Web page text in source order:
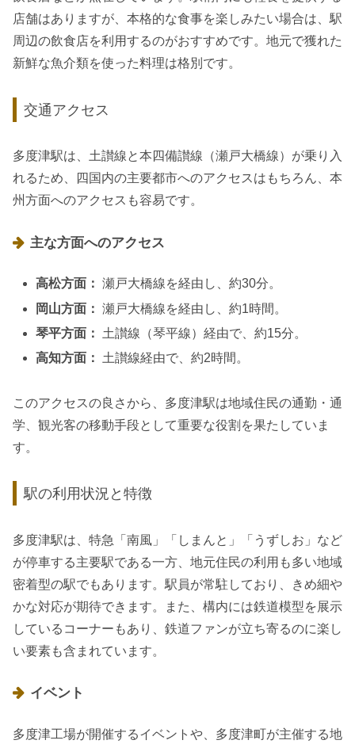
店舗はありますが、本格的な食事を楽しみたい場合は、駅
周辺の飲食店を利用するのがおすすめです。地元で獲れた
新鮮な魚介類を使った料理は格別です。
交通アクセス
多度津駅は、土讃線と本四備讃線（瀬戸大橋線）が乗り入
れるため、四国内の主要都市へのアクセスはもちろん、本
州方面へのアクセスも容易です。
主な方面へのアクセス
高松方面： 瀬戸大橋線を経由し、約30分。
岡山方面： 瀬戸大橋線を経由し、約1時間。
琴平方面：
土讃線（琴平線）経由で、約15分。
高知方面：
土讃線経由で、約2時間。
このアクセスの良さから、多度津駅は地域住民の通勤・通
学、観光客の移動手段として重要な役割を果たしていま
す。
駅の利用状況と特徴
多度津駅は、特急「南風」「しまんと」「うずしお」など
が停車する主要駅である一方、地元住民の利用も多い地域
密着型の駅でもあります。駅員が常駐しており、きめ細や
かな対応が期待できます。また、構内には鉄道模型を展示
しているコーナーもあり、鉄道ファンが立ち寄るのに楽し
い要素も含まれています。
イベント
多度津工場が開催するイベントや、多度津町が主催する地